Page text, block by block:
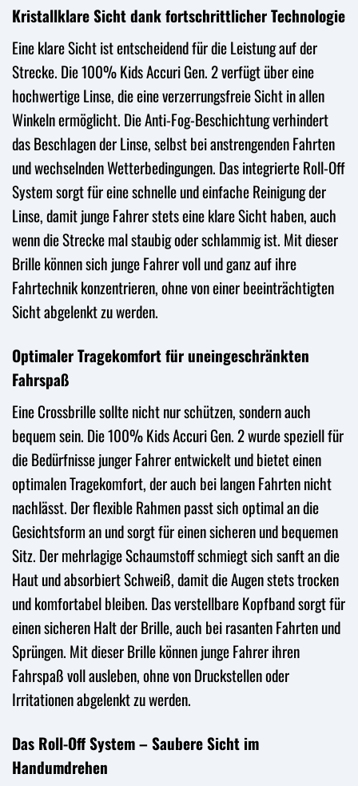
Kristallklare Sicht dank fortschrittlicher Technologie
Eine klare Sicht ist entscheidend für die Leistung auf der
Strecke. Die 100% Kids Accuri Gen. 2 verfügt über eine
hochwertige Linse, die eine verzerrungsfreie Sicht in allen
Winkeln ermöglicht. Die Anti-Fog-Beschichtung verhindert
das Beschlagen der Linse, selbst bei anstrengenden Fahrten
und wechselnden Wetterbedingungen. Das integrierte Roll-Off
System sorgt für eine schnelle und einfache Reinigung der
Linse, damit junge Fahrer stets eine klare Sicht haben, auch
wenn die Strecke mal staubig oder schlammig ist. Mit dieser
Brille können sich junge Fahrer voll und ganz auf ihre
Fahrtechnik konzentrieren, ohne von einer beeinträchtigten
Sicht abgelenkt zu werden.
Optimaler Tragekomfort für uneingeschränkten
Fahrspaß
Eine Crossbrille sollte nicht nur schützen, sondern auch
bequem sein. Die 100% Kids Accuri Gen. 2 wurde speziell für
die Bedürfnisse junger Fahrer entwickelt und bietet einen
optimalen Tragekomfort, der auch bei langen Fahrten nicht
nachlässt. Der flexible Rahmen passt sich optimal an die
Gesichtsform an und sorgt für einen sicheren und bequemen
Sitz. Der mehrlagige Schaumstoff schmiegt sich sanft an die
Haut und absorbiert Schweiß, damit die Augen stets trocken
und komfortabel bleiben. Das verstellbare Kopfband sorgt für
einen sicheren Halt der Brille, auch bei rasanten Fahrten und
Sprüngen. Mit dieser Brille können junge Fahrer ihren
Fahrspaß voll ausleben, ohne von Druckstellen oder
Irritationen abgelenkt zu werden.
Das Roll-Off System – Saubere Sicht im
Handumdrehen